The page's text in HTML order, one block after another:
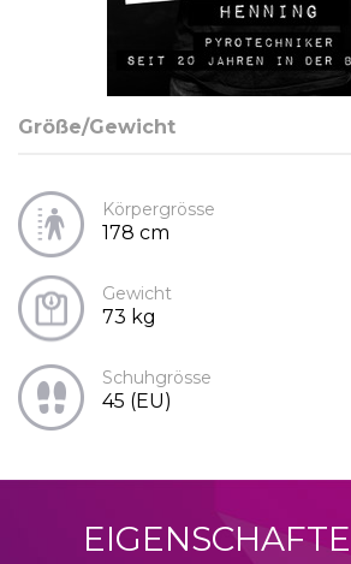
Größe/Gewicht
Körpergrösse
178 cm
Gewicht
73 kg
Schuhgrösse
45 (EU)